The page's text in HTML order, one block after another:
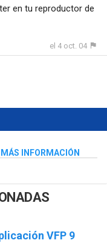
en tu reproductor de
el 4 oct. 04
MÁS INFORMACIÓN
VFP 9